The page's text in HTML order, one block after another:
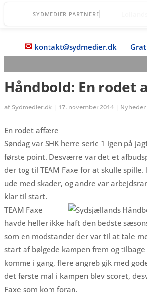
SYDMEDIER PARTNERE
✉ kontakt@sydmedier.dk
Håndbold: En rodet
af Sydmedier.dk| 17. november 2014| Nyheder
En rodet affære
Søndag var SHK herre serie 1 igen på
første point. Desværre var det et
der tog til TEAM Faxe for at skulle
ude med skader, og andre var
klar til start.
TEAM Faxe
havde heller ikke haft den bedste
som en modstander der var til at tale
start af bølgede kampen frem og
komme i gang, flere angreb gik med
det første mål i kampen blev scoret,
Faxe som kom foran.